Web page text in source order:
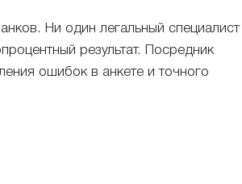
Ни один легальный специалист
результат. Посредник
ошибок в анкете и точного